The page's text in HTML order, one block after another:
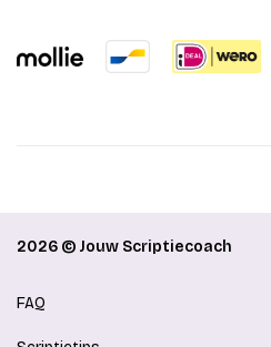
2026 © Jouw Scriptiecoach
FAQ